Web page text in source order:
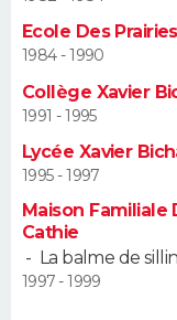
Alimentation
Guide de la santé
Maladies
Médicaments
Sommeil
VOYAGE
Destinations
City break
Voyage nature
Voyage de noces
Forum
Climat
+
PHOTO
GUIDES D'ACHAT
BONS PLANS
CARTE DE VOEUX
Ecole Des
1984 - 1990
Collège Xavier
1991 - 1995
Lycée Xavier
1995 - 1997
Maison
Cathie
- La balme de
1997 - 1999